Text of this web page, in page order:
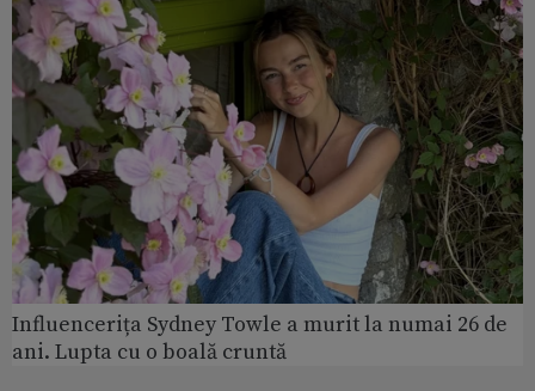
Influencerița Sydney Towle a murit la numai 26 de
ani. Lupta cu o boală cruntă